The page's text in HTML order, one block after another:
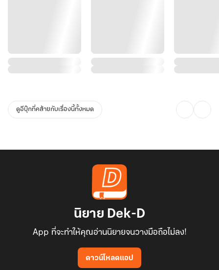
ดูอีบุ๊กที่คล้ายกับเรื่องนี้ทั้งหมด
นิยาย Dek-D
App ที่จะทำให้คุณอ่านนิยายจนวางมือถือไม่ลง!
ดาวน์โหลดแอป